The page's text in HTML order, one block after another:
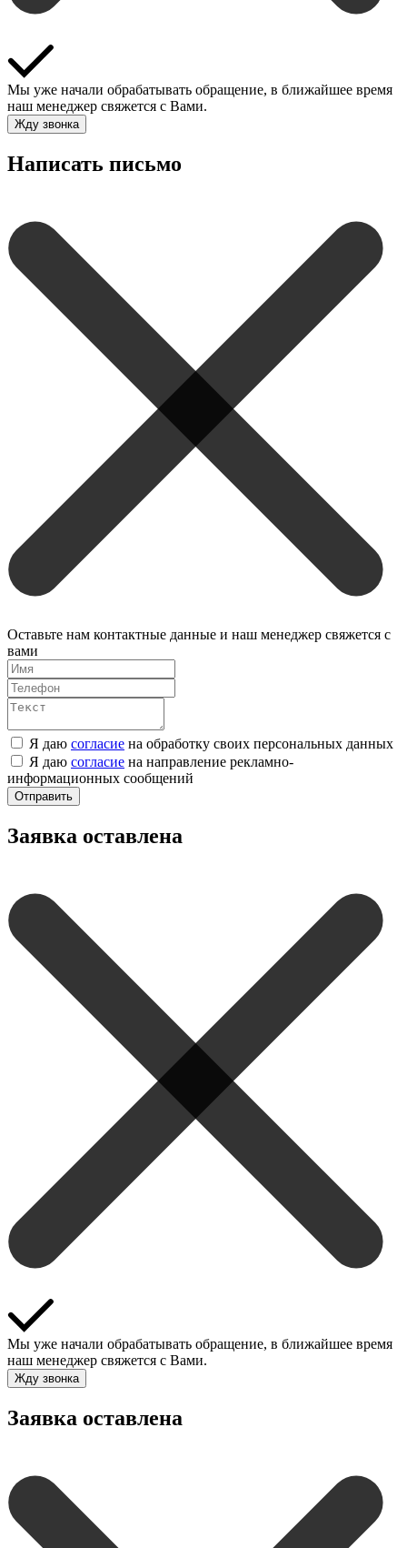
Мы уже начали обрабатывать обращение, в ближайшее время
наш менеджер свяжется с Вами.
Жду звонка
Написать письмо
Оставьте нам контактные данные и наш менеджер свяжется с
вами
Я даю согласие на обработку своих персональных данных
Я даю согласие на направление рекламно-
информационных сообщений
Отправить
Заявка оставлена
Мы уже начали обрабатывать обращение, в ближайшее время
наш менеджер свяжется с Вами.
Жду звонка
Заявка оставлена